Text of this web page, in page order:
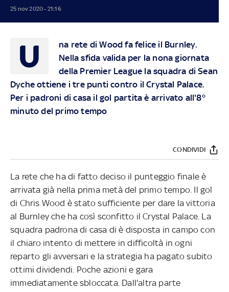
25 nov 2020 - 21:16
U
na rete di Wood fa felice il Burnley.
Nella sfida valida per la nona giornata
della Premier League la squadra di Sean
Dyche ottiene i tre punti contro il Crystal Palace.
Per i padroni di casa il gol partita è arrivato all'8°
minuto del primo tempo
CONDIVIDI
La rete che ha di fatto deciso il punteggio finale è
arrivata già nella prima metà del primo tempo. Il gol
di Chris Wood è stato sufficiente per dare la vittoria
al Burnley che ha così sconfitto il Crystal Palace. La
squadra padrona di casa di è disposta in campo con
il chiaro intento di mettere in difficoltà in ogni
reparto gli avversari e la strategia ha pagato subito
ottimi dividendi. Poche azioni e gara
immediatamente sbloccata. Dall'altra parte